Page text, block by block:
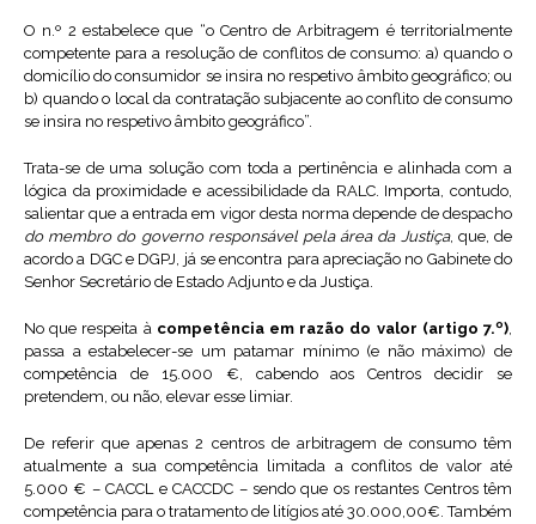
O n.º 2 estabelece que “o Centro de Arbitragem é territorialmente
competente para a resolução de conflitos de consumo: a) quando o
domicílio do consumidor se insira no respetivo âmbito geográfico; ou
b) quando o local da contratação subjacente ao conflito de consumo
se insira no respetivo âmbito geográfico”.
Trata-se de uma solução com toda a pertinência e alinhada com a
lógica da proximidade e acessibilidade da RALC. Importa, contudo,
salientar que a entrada em vigor desta norma depende de despacho
do membro do governo responsável pela área da Justiça, que, de
acordo a DGC e DGPJ, já se encontra para apreciação no Gabinete do
Senhor Secretário de Estado Adjunto e da Justiça.
No que respeita à competência em razão do valor (artigo 7.º),
passa a estabelecer-se um patamar mínimo (e não máximo) de
competência de 15.000 €, cabendo aos Centros decidir se
pretendem, ou não, elevar esse limiar.
De referir que apenas 2 centros de arbitragem de consumo têm
atualmente a sua competência limitada a conflitos de valor até
5.000 € – CACCL e CACCDC – sendo que os restantes Centros têm
competência para o tratamento de litígios até 30.000,00€. Também